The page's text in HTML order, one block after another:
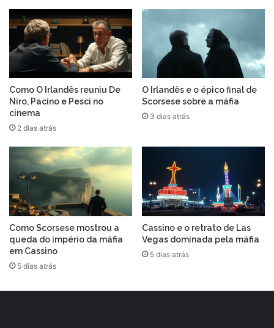
Como O Irlandês reuniu De
Niro, Pacino e Pesci no
cinema
2 dias atrás
O Irlandês e o épico final de
Scorsese sobre a máfia
3 dias atrás
Como Scorsese mostrou a
queda do império da máfia
em Cassino
5 dias atrás
Cassino e o retrato de Las
Vegas dominada pela máfia
5 dias atrás